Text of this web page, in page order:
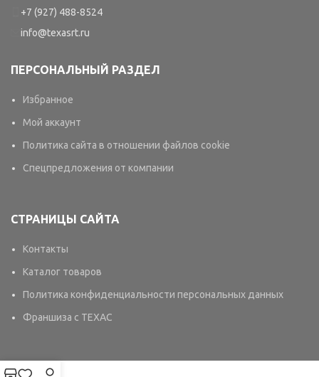
+7 (927) 488-8524
info@texasrt.ru
ПЕРСОНАЛЬНЫЙ РАЗДЕЛ
Избранное
Мой аккаунт
Политика сайта в отношении файлов cookie
Спецпредложения от компании
СТРАНИЦЫ САЙТА
Контакты
Каталог товаров
Политика конфиденциальности персональных данных
Франшиза с TEXAC